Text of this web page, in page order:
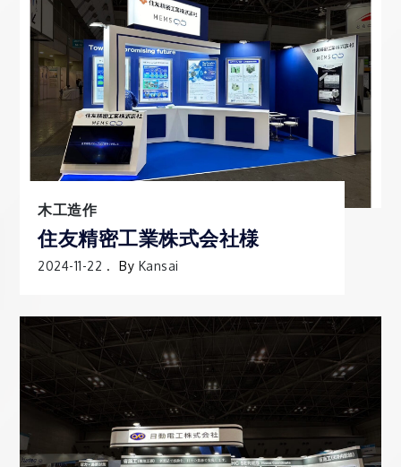
木工造作
住友精密工業株式会社様
2024-11-22 By Kansai